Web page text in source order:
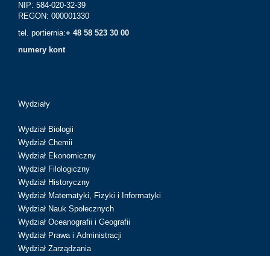
NIP: 584-020-32-39
REGON: 000001330
tel. portiernia:+ 48 58 523 30 00
numery kont
Wydziały
Wydział Biologii
Wydział Chemii
Wydział Ekonomiczny
Wydział Filologiczny
Wydział Historyczny
Wydział Matematyki, Fizyki i Informatyki
Wydział Nauk Społecznych
Wydział Oceanografii i Geografii
Wydział Prawa i Administracji
Wydział Zarządzania